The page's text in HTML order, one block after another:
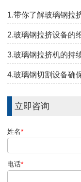
1.带你了解玻璃钢拉
2.玻璃钢拉挤设备的
3.玻璃钢拉挤机的持
4.玻璃钢切割设备确
立即咨询
姓名*
电话*